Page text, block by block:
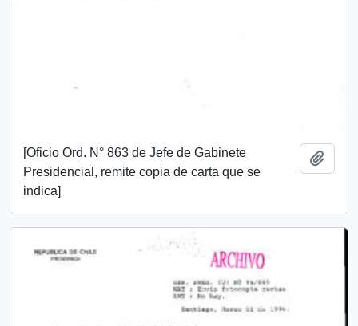
[Oficio Ord. N° 863 de Jefe de Gabinete
Presidencial, remite copia de carta que se
indica]